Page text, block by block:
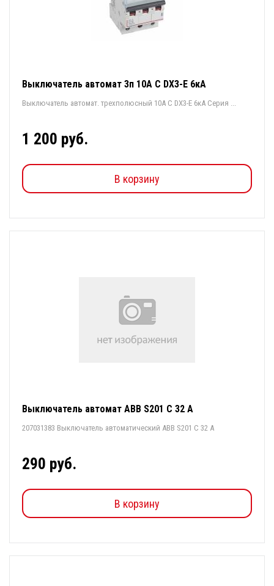
Выключатель автомат 3п 10А С DX3-E 6кА
Выключатель автомат. трехполюсный 10А С DX3-E 6кА Серия ...
1 200 руб.
В корзину
Выключатель автомат ABB S201 C 32 A
207031383 Выключатель автоматический ABB S201 C 32 A
290 руб.
В корзину